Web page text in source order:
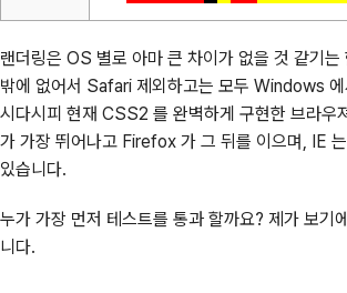
랜더링은 OS 별로 아마 큰 차이가 없을 것 같기
밖에 없어서 Safari 제외하고는 모두 Windows
시다시피 현재 CSS2 를 완벽하게 구현한 브라우
가 가장 뛰어나고 Firefox 가 그 뒤를 이으며, IE
있습니다.
누가 가장 먼저 테스트를 통과 할까요? 제가 보기
니다.